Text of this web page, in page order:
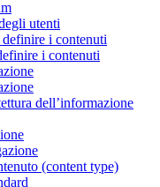
utenti
i contenuti
i contenuti
dell’informazione
(content type)